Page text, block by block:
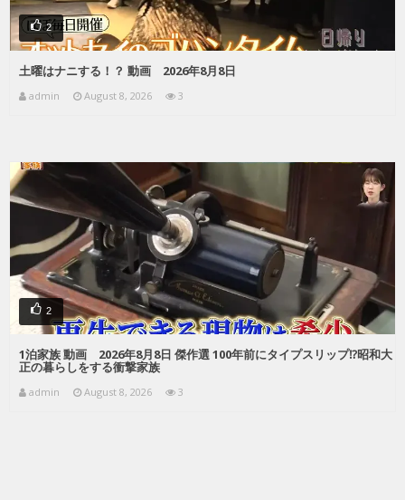
2
土曜はナニする！？ 動画 2026年8月8日
admin August 8, 2026 3
2
1泊家族 動画 2026年8月8日 傑作選 100年前にタイプスリップ⁉昭和大
正の暮らしをする衝撃家族
admin August 8, 2026 3